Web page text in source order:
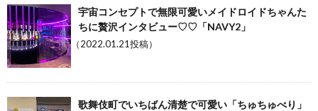
宇宙コンセプトで無限可愛いメイドロイドちゃんた
ちに贅沢インタビュー♡♡「NAVY2」
（2022.01.21投稿）
歌舞伎町でいちばん清楚で可愛い「ちゅちゅべり」